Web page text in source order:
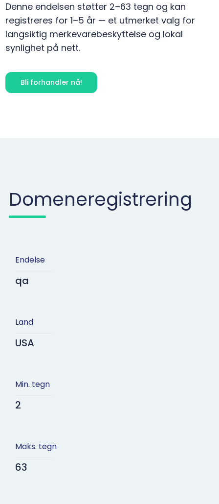
Denne endelsen støtter 2–63 tegn og kan
registreres for 1–5 år — et utmerket valg for
langsiktig merkevarebeskyttelse og lokal
synlighet på nett.
Bli forhandler nå!
Domeneregistrering
Endelse
qa
Land
USA
Min. tegn
2
Maks. tegn
63